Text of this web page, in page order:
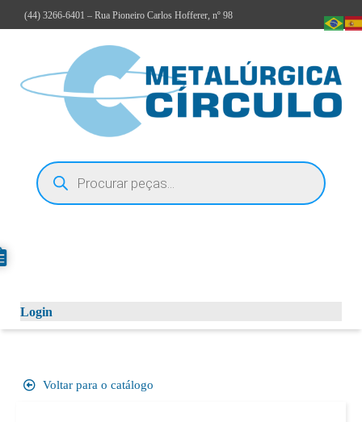
(44) 3266-6401 – Rua Pioneiro Carlos Hofferer, nº 98
Login
Voltar para o catálogo